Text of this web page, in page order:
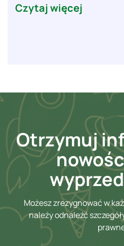
Czytaj więcej
Otrzymuj
Możesz zrezygnować w
należy odnaleźć